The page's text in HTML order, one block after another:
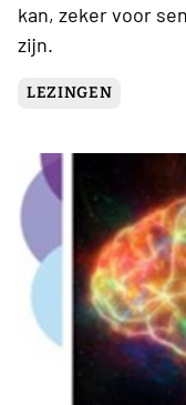
kan, zeker voor
zijn.
LEZINGEN